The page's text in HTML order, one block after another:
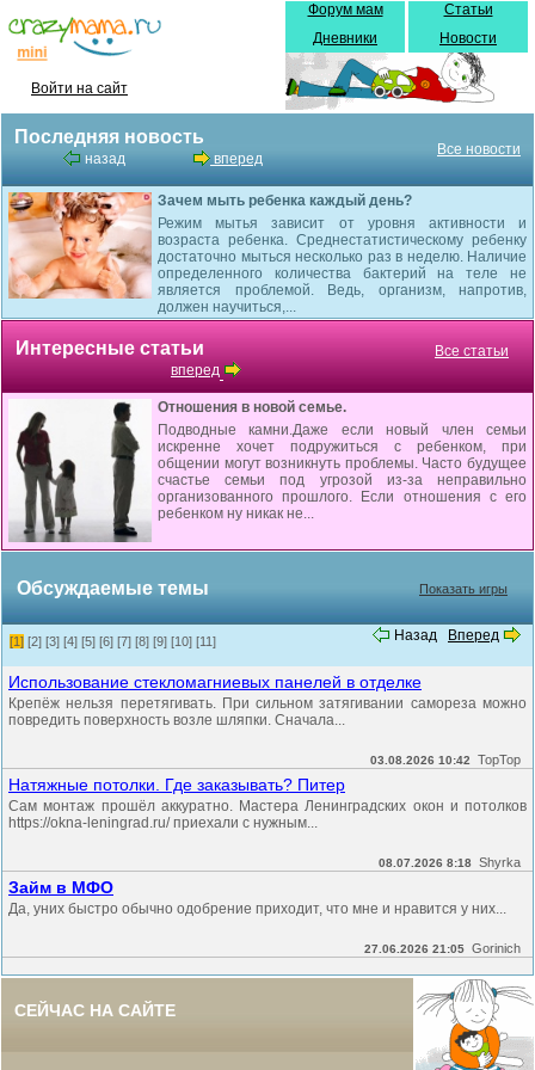
Войти на сайт
Форум мам
Дневники
Статьи
Новости
Последняя новость
назад вперед
Все новости
Зачем мыть ребенка каждый день?
Режим мытья зависит от уровня активности и
возраста ребенка. Среднестатистическому ребенку
достаточно мыться несколько раз в неделю. Наличие
определенного количества бактерий на теле не
является проблемой. Ведь, организм, напротив,
должен научиться,...
Интересные статьи
вперед
Все статьи
Отношения в новой семье.
Подводные камни.Даже если новый член семьи
искренне хочет подружиться с ребенком, при
общении могут возникнуть проблемы. Часто будущее
счастье семьи под угрозой из-за неправильно
организованного прошлого. Если отношения с его
ребенком ну никак не...
Обсуждаемые темы Показать игры
Назад Вперед
[1] [2] [3] [4] [5] [6] [7] [8] [9] [10] [11]
Использование стекломагниевых панелей в отделке
Крепёж нельзя перетягивать. При сильном затягивании самореза можно
повредить поверхность возле шляпки. Сначала...
03.08.2026 10:42 TopTop
Натяжные потолки. Где заказывать? Питер
Сам монтаж прошёл аккуратно. Мастера Ленинградских окон и потолков
https://okna-leningrad.ru/ приехали с нужным...
08.07.2026 8:18 Shyrka
Займ в МФО
Да, уних быстро обычно одобрение приходит, что мне и нравится у них...
27.06.2026 21:05 Gorinich
СЕЙЧАС НА САЙТЕ